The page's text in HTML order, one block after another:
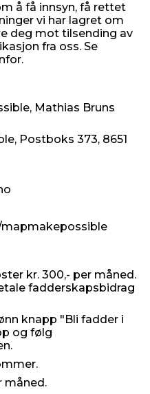
å få innsyn, få rettet
vi har lagret om
deg mot tilsending av
fra oss. Se
Mathias Bruns
Postboks 373, 8651
kr. 300,- per måned.
fadderskapsbidrag
knapp "Bli fadder i
og følg
måned.